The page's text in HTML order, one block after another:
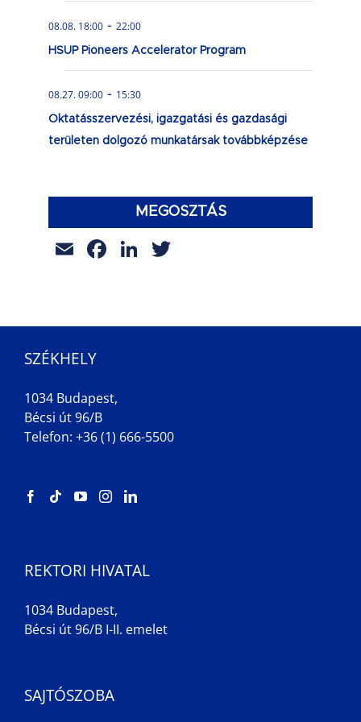
08.08. 18:00 - 22:00
HSUP Pioneers Accelerator Program
08.27. 09:00 - 15:30
Oktatásszervezési, igazgatási és gazdasági
területen dolgozó munkatársak továbbképzése
MEGOSZTÁS
EmailFacebook
LinkedIn
SZÉKHELY
1034 Budapest,
Bécsi út 96/B
Telefon: +36 (1) 666-5500
REKTORI HIVATAL
1034 Budapest,
Bécsi út 96/B I-II. emelet
SAJTÓSZOBA